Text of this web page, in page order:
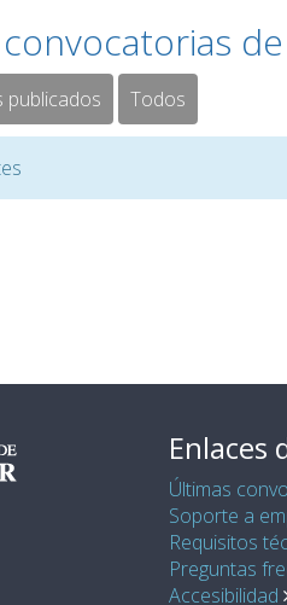
publicados Todos
Enlaces
Últimas
Soporte a
Requisitos
Preguntas
Accesibilidad